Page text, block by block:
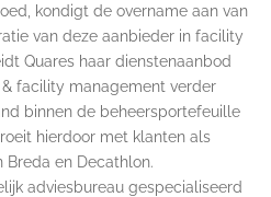
kondigt de overname aan van
van deze aanbieder in facility
Quares haar dienstenaanbod
facility management verder
binnen de beheersportefeuille
hierdoor met klanten als
Breda en Decathlon.
adviesbureau gespecialiseerd